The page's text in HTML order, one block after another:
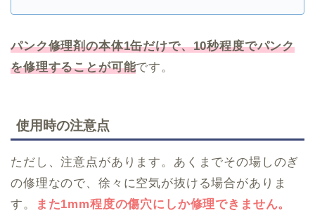
パンク修理剤の本体1缶だけで、10秒程度でパンク
を修理することが可能です。
使用時の注意点
ただし、注意点があります。あくまでその場しのぎ
の修理なので、徐々に空気が抜ける場合がありま
す。
また1mm程度の傷穴にしか修理できません。